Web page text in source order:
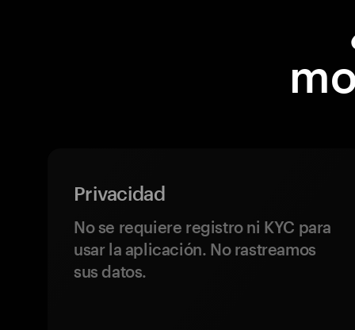
Privacidad
No se requiere registro ni KYC para
usar la aplicación. No rastreamos
sus datos.